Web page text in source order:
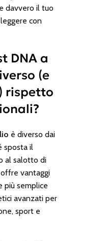
davvero il tuo
con
DNA a
(e
rispetto
è diverso dai
sposta il
al salotto di
vantaggi
più semplice
avanzati per
sport e